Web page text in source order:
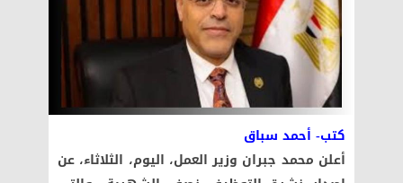
كتب- أحمد سباق
أعلن محمد جبران وزير العمل، اليوم، الثلاثاء، عن